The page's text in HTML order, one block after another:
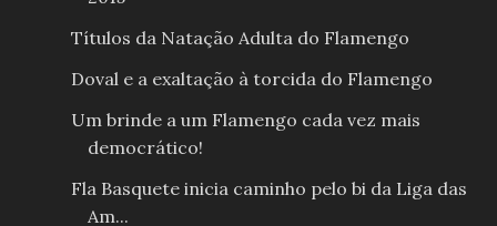
Títulos da Natação Adulta do Flamengo
Doval e a exaltação à torcida do Flamengo
Um brinde a um Flamengo cada vez mais
democrático!
Fla Basquete inicia caminho pelo bi da Liga das
Am...